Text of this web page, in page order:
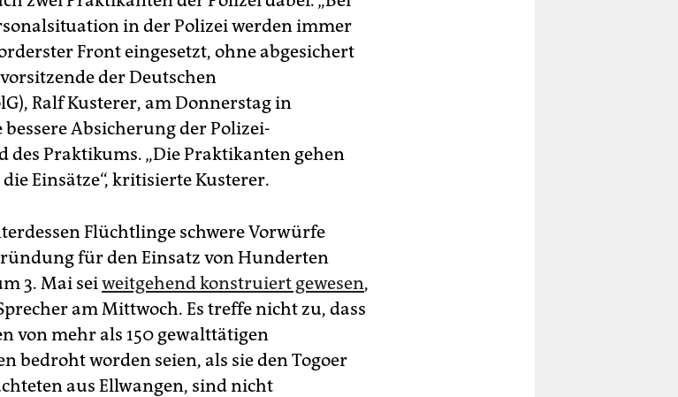
in der Polizei werden immer
Front eingesetzt, ohne abgesichert
der Deutschen
Ralf Kusterer, am Donnerstag in
Absicherung der Polizei-
Praktikums. „Die Praktikanten gehen
Einsätze“, kritisierte Kusterer.
Flüchtlinge schwere Vorwürfe
für den Einsatz von Hunderten
3. Mai seiweitgehend konstruiert gewesen,
am Mittwoch. Es treffe nicht zu, dass
von mehr als 150 gewalttätigen
bedroht worden seien, als sie den Togoer
aus Ellwangen, sind nicht